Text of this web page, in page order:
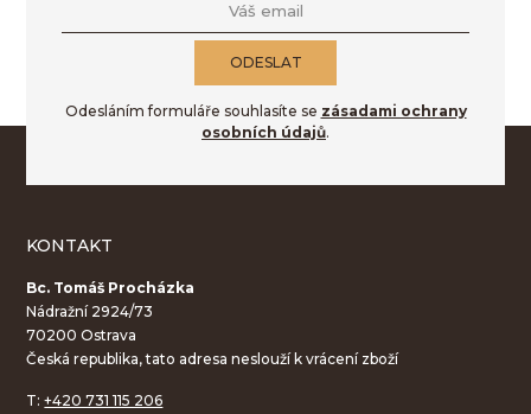
Váš email
ODESLAT
Odesláním formuláře souhlasíte se zásadami ochrany
osobních údajů.
KONTAKT
Bc. Tomáš Procházka
Nádražní 2924/73
70200 Ostrava
Česká republika, tato adresa neslouží k vrácení zboží
T:+420 731 115 206